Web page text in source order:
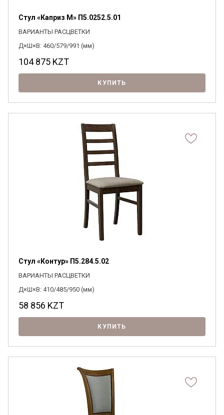
Стул «Каприз М» П5.0252.5.01
ВАРИАНТЫ РАСЦВЕТКИ
Д×Ш×В: 460/579/991 (мм)
104 875 KZT
КУПИТЬ
Стул «Контур» П5.284.5.02
ВАРИАНТЫ РАСЦВЕТКИ
Д×Ш×В: 410/485/950 (мм)
58 856 KZT
КУПИТЬ